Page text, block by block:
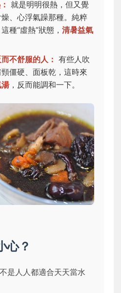
就是明明很熱，但又覺
、心浮氣躁那種。純粹
種“虛熱”狀態， 清暑益氣
不舒服的人： 有些人吹
僵硬、面板乾，這時來
，反而能調和一下。
心？
是人人都適合天天當水